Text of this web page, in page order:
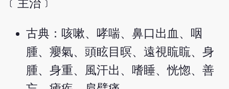
﹝主治﹞
古典：咳嗽、哮喘、鼻口出血、咽
腫、癭氣、頭眩目暝、遠視䀮䀮、身
腫、身重、風汗出、嗜睡、恍惚、善